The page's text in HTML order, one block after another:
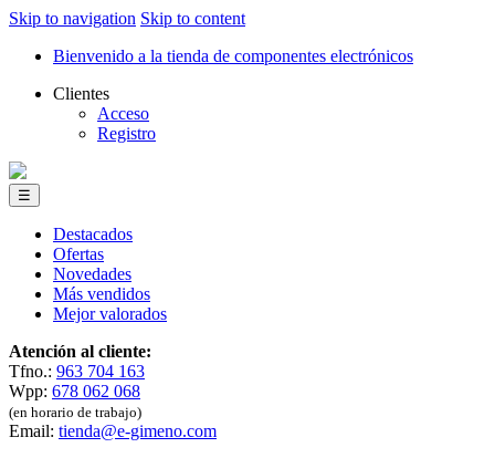
Skip to navigation Skip to content
Bienvenido a la tienda de componentes electrónicos
Clientes
Acceso
Registro
☰
Destacados
Ofertas
Novedades
Más vendidos
Mejor valorados
Atención al cliente:
Tfno.: 963 704 163
Wpp: 678 062 068
(en horario de trabajo)
Email: tienda@e-gimeno.com